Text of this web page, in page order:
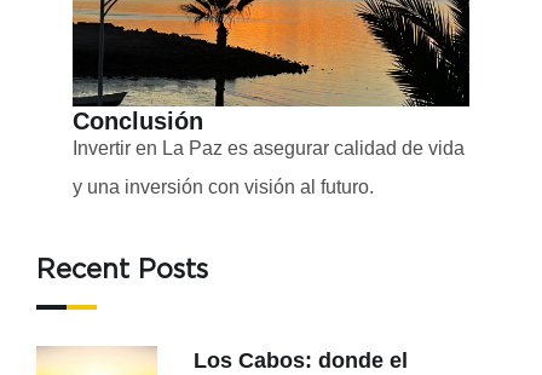
Conclusión
Invertir en La Paz es asegurar calidad de vida
y una inversión con visión al futuro.
Recent Posts
Los Cabos: donde el